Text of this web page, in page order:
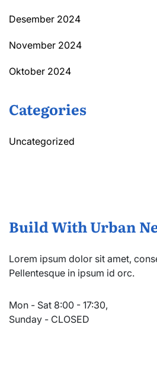
Desember 2024
November 2024
Oktober 2024
Categories
Uncategorized
Build With Urban
Lorem ipsum dolor sit amet,
Pellentesque in ipsum id orc.
Mon - Sat 8:00 - 17:30,
Sunday - CLOSED